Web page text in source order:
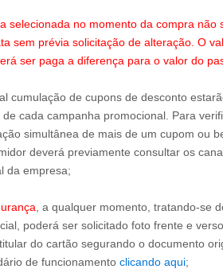
selecionada no momento da compra não
sem prévia solicitação de alteração. O
ser paga a diferença para o valor do
cumulação de cupons de desconto
cada campanha promocional. Para
simultânea de mais de um cupom ou
deverá previamente consultar os
da empresa;
, a qualquer momento, tratando-se
poderá ser solicitado foto frente e
do cartão segurando o documento
de funcionamento clicando aqui;